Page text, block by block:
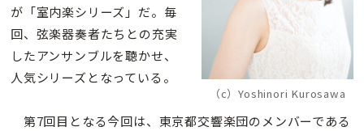
（c）Yoshinori Kurosawa
が「室内楽シリーズ」だ。毎
回、弦楽器奏者たちとの充実
したアンサンブルを聴かせ、
人気シリーズとなっている。
第7回目となる今回は、東京都交響楽団のメンバーである